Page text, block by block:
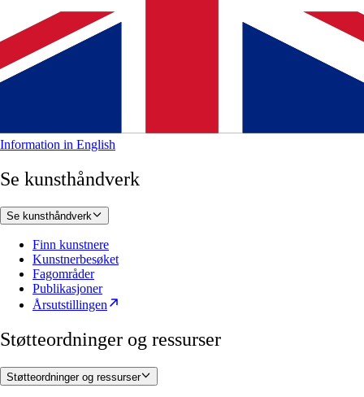
Information in English
Se kunsthåndverk
Se kunsthåndverk
Finn kunstnere
Kunstnerbesøket
Fagområder
Publikasjoner
Årsutstillingen
Støtteordninger og ressurser
Støtteordninger og ressurser